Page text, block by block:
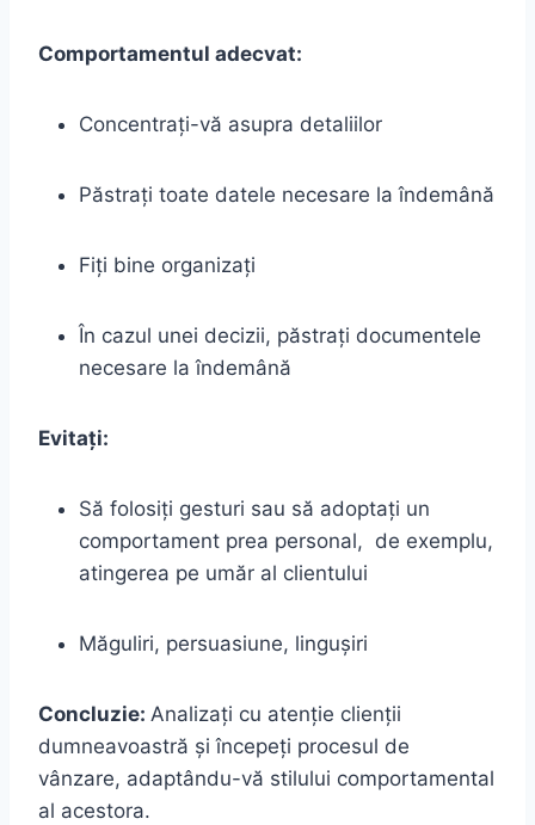
Comportamentul adecvat:
Concentrați-vă asupra detaliilor
Păstrați toate datele necesare la îndemână
Fiți bine organizați
În cazul unei decizii, păstrați documentele
necesare la îndemână
Evitați:
Să folosiți gesturi sau să adoptați un
comportament prea personal, de exemplu,
atingerea pe umăr al clientului
Măguliri, persuasiune, lingușiri
Concluzie: Analizați cu atenție clienții
dumneavoastră și începeți procesul de
vânzare, adaptându-vă stilului comportamental
al acestora.